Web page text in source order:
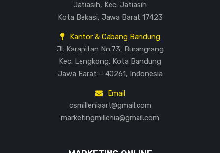
Jatiasih, Kec. Jatiasih
Kota Bekasi, Jawa Barat 17423
Kantor & Cabang Bandung
Jl. Karapitan No.73, Burangrang
Kec. Lengkong, Kota Bandung
Jawa Barat – 40261, Indonesia
Email
csmilleniaart@gmail.com
marketingmillenia@gmail.com